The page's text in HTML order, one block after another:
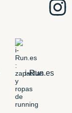
i-Run.es